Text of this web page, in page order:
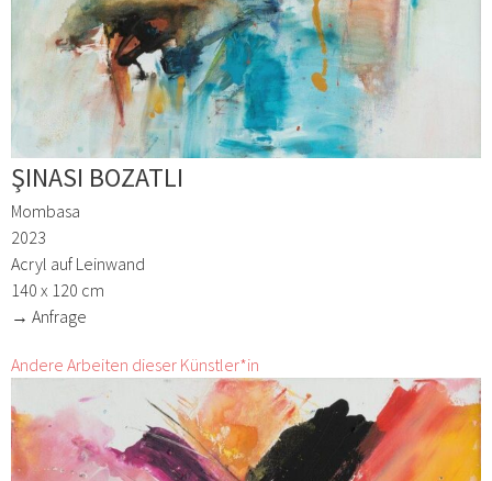
ŞINASI BOZATLI
Mombasa
2023
Acryl auf Leinwand
140 x 120 cm
→ Anfrage
Andere Arbeiten dieser Künstler*in